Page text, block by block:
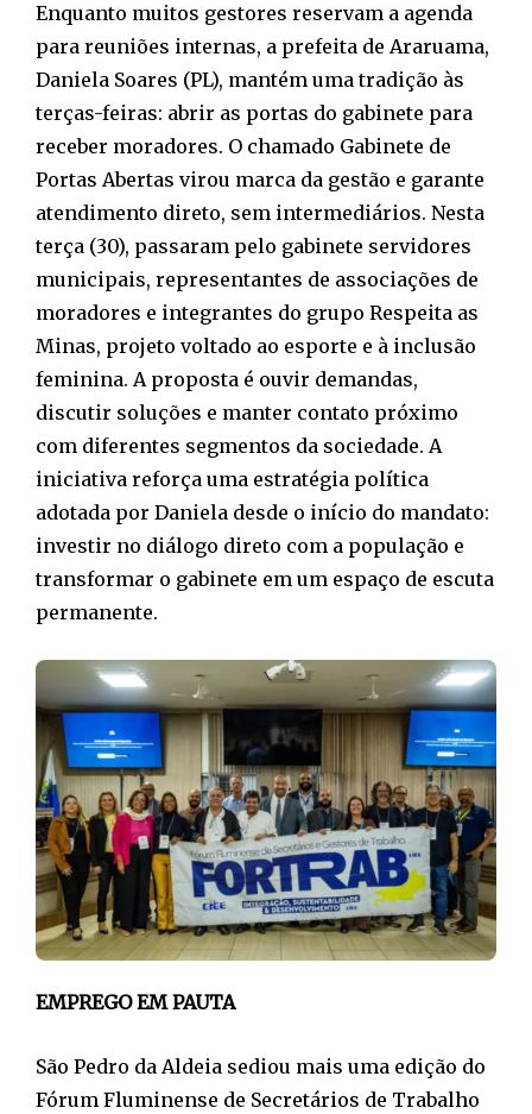
Enquanto muitos gestores reservam a agenda
para reuniões internas, a prefeita de Araruama,
Daniela Soares (PL), mantém uma tradição às
terças-feiras: abrir as portas do gabinete para
receber moradores. O chamado Gabinete de
Portas Abertas virou marca da gestão e garante
atendimento direto, sem intermediários. Nesta
terça (30), passaram pelo gabinete servidores
municipais, representantes de associações de
moradores e integrantes do grupo Respeita as
Minas, projeto voltado ao esporte e à inclusão
feminina. A proposta é ouvir demandas,
discutir soluções e manter contato próximo
com diferentes segmentos da sociedade. A
iniciativa reforça uma estratégia política
adotada por Daniela desde o início do mandato:
investir no diálogo direto com a população e
transformar o gabinete em um espaço de escuta
permanente.
EMPREGO EM PAUTA
São Pedro da Aldeia sediou mais uma edição do
Fórum Fluminense de Secretários de Trabalho